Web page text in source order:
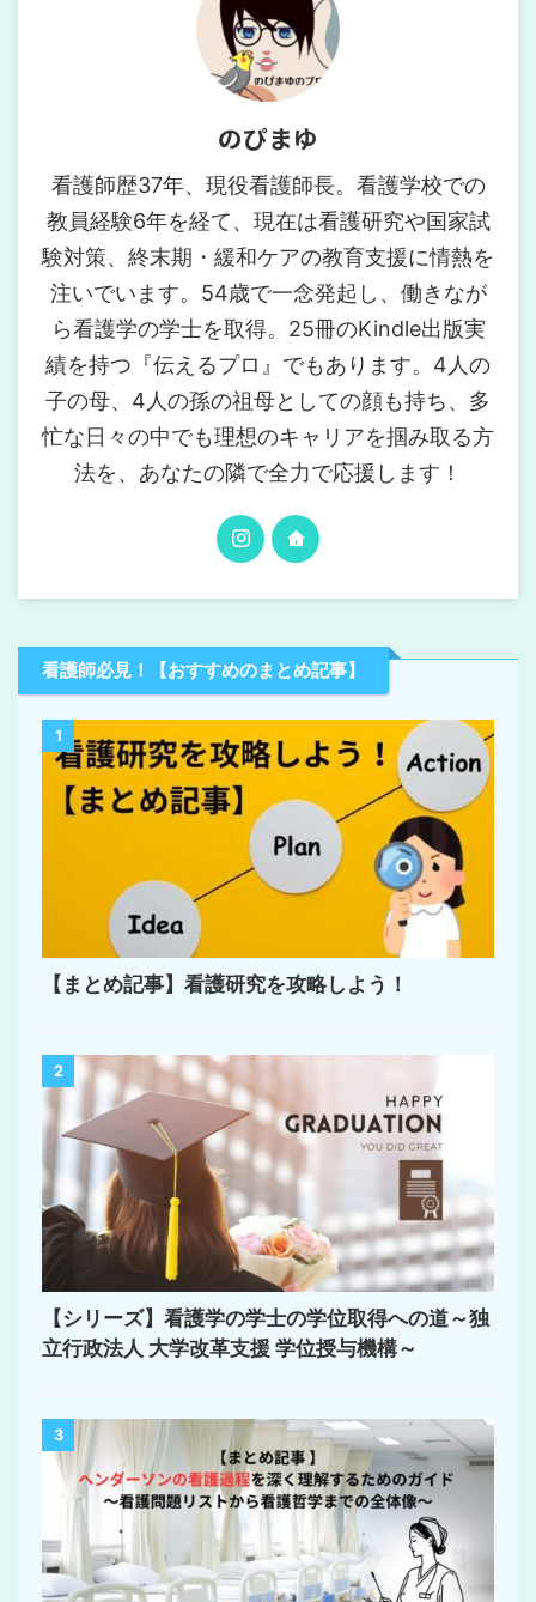
のぴまゆ
看護師歴37年、現役看護師長。看護学校での
教員経験6年を経て、現在は看護研究や国家試
験対策、終末期・緩和ケアの教育支援に情熱を
注いでいます。54歳で一念発起し、働きなが
ら看護学の学士を取得。25冊のKindle出版実
績を持つ『伝えるプロ』でもあります。4人の
子の母、4人の孫の祖母としての顔も持ち、多
忙な日々の中でも理想のキャリアを掴み取る方
法を、あなたの隣で全力で応援します！
看護師必見！【おすすめのまとめ記事】
1
【まとめ記事】看護研究を攻略しよう！
2
【シリーズ】看護学の学士の学位取得への道～独
立行政法人 大学改革支援 学位授与機構～
3